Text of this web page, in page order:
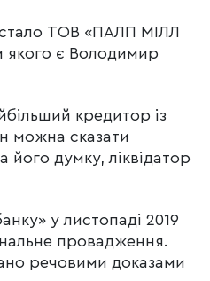
ТОВ «ПАЛП МІЛЛ
якого є Володимир
кредитор із
можна сказати
його думку, ліквідатор
у листопаді 2019
провадження.
речовими доказами